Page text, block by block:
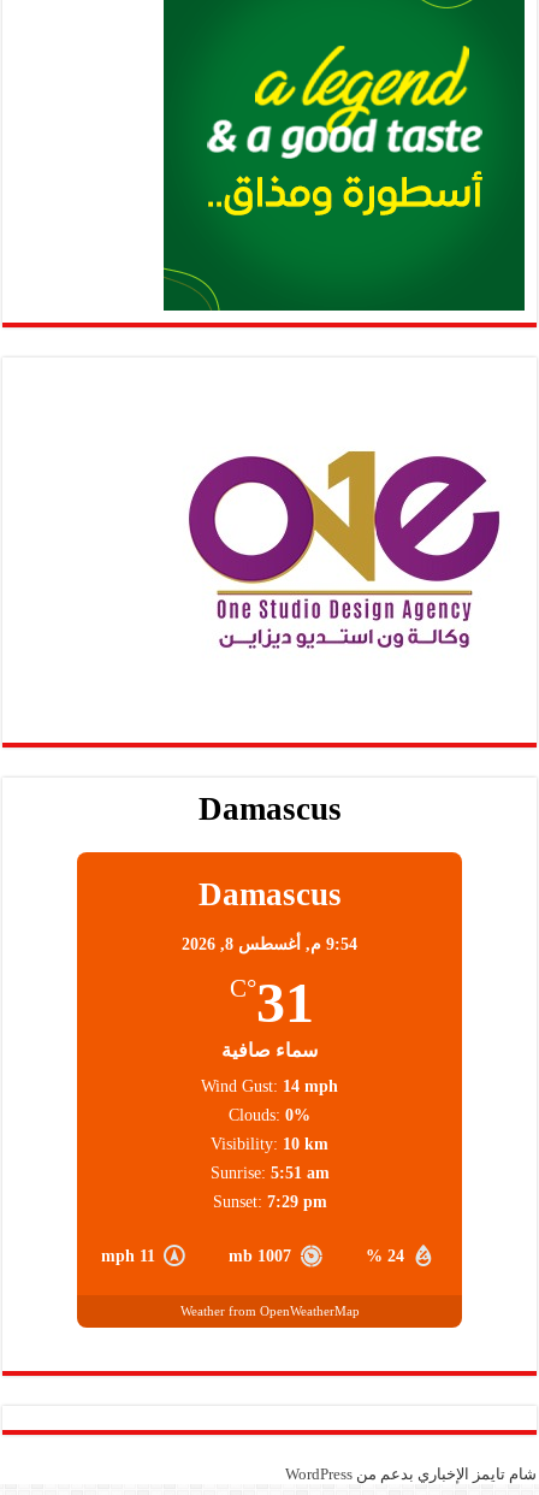
Damascus
Damascus
9:54 م, أغسطس 8, 2026
31
°C
سماء صافية
24 %
1007 mb
11 mph
Wind Gust: 14 mph
Clouds: 0%
Visibility: 10 km
Sunrise: 5:51 am
Sunset: 7:29 pm
Weather from OpenWeatherMap
شام تايمز الإخباري بدعم منWordPress